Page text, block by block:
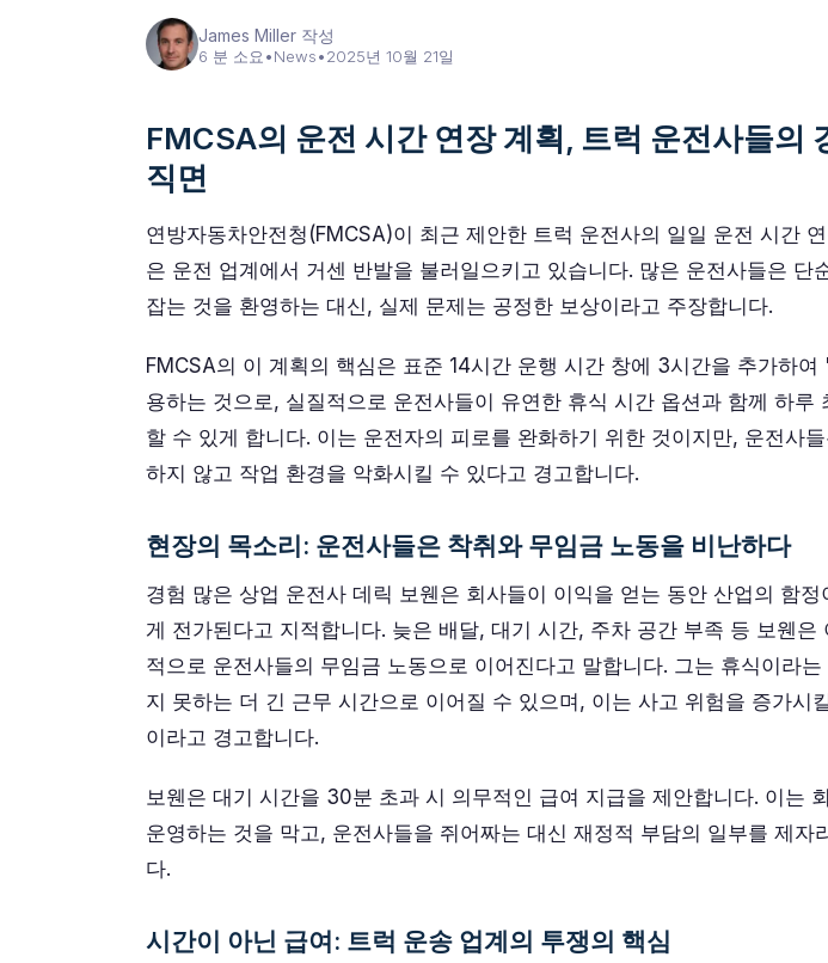
James Miller 작성
6 분 소요 •News•2025년 10월 21일
FMCSA의 운전 시간 연장 계획, 트럭 운전사들의
직면
연방자동차안전청(FMCSA)이 최근 제안한 트럭 운전사의 일일 운전 시간
은 운전 업계에서 거센 반발을 불러일으키고 있습니다. 많은 운전사들은 단
잡는 것을 환영하는 대신, 실제 문제는 공정한 보상이라고 주장합니다.
FMCSA의 이 계획의 핵심은 표준 14시간 운행 시간 창에 3시간을 추가하
용하는 것으로, 실질적으로 운전사들이 유연한 휴식 시간 옵션과 함께 하루
할 수 있게 합니다. 이는 운전자의 피로를 완화하기 위한 것이지만, 운전사
하지 않고 작업 환경을 악화시킬 수 있다고 경고합니다.
현장의 목소리: 운전사들은 착취와 무임금 노동을 비난하다
경험 많은 상업 운전사 데릭 보웬은 회사들이 이익을 얻는 동안 산업의 함정
게 전가된다고 지적합니다. 늦은 배달, 대기 시간, 주차 공간 부족 등 보웬은
적으로 운전사들의 무임금 노동으로 이어진다고 말합니다. 그는 휴식이라
지 못하는 더 긴 근무 시간으로 이어질 수 있으며, 이는 사고 위험을 증가시
이라고 경고합니다.
보웬은 대기 시간을 30분 초과 시 의무적인 급여 지급을 제안합니다. 이는
운영하는 것을 막고, 운전사들을 쥐어짜는 대신 재정적 부담의 일부를 제자
다.
시간이 아닌 급여: 트럭 운송 업계의 투쟁의 핵심